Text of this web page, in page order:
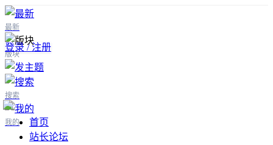
最新
版块
搜索
我的
登录 / 注册
首页
站长论坛